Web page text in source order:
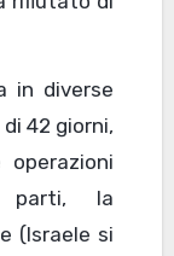
in diverse
42 giorni,
operazioni
parti, la
(Israele si